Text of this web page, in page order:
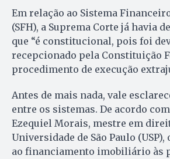
Em relação ao Sistema
(SFH), a Suprema Corte já havia
que “é constitucional, pois foi
recepcionado pela Constituição
procedimento de execução
Antes de mais nada, vale
entre os sistemas. De acordo
Ezequiel Morais, mestre em
Universidade de São Paulo (USP),
ao financiamento imobiliário às